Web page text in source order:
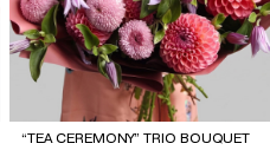
“TEA CEREMONY” TRIO BOUQUET